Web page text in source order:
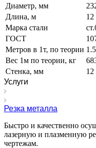
Диаметр, мм
Длина, м
12
Марка стали
ГОСТ
Метров в 1т, по теории 1.5
Вес 1м по теории, кг
Стенка, мм
12
Услуги
Резка металла
Быстро и качественно
лазерную и плазменную
чертежам.